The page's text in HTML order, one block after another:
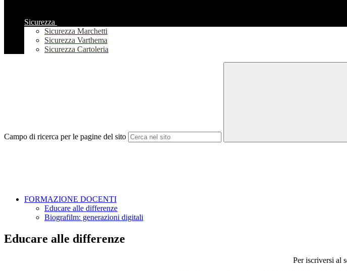
Sicurezza
Sicurezza Marchetti
Sicurezza Varthema
Sicurezza Cartoleria
Campo di ricerca per le pagine del sito
FORMAZIONE DOCENTI
Educare alle differenze
Biografilm: generazioni digitali
Educare alle differenze
Per iscriversi al